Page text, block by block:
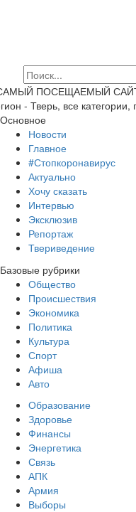
ПОСЕЩАЕМЫЙ САЙТ
- Тверь, все
Основное
Новости
Главное
#Стопкоронавирус
Актуально
Хочу сказать
Интервью
Эксклюзив
Репортаж
Твериведение
Базовые рубрики
Общество
Происшествия
Экономика
Политика
Культура
Спорт
Афиша
Авто
Образование
Здоровье
Финансы
Энергетика
Связь
АПК
Армия
Выборы